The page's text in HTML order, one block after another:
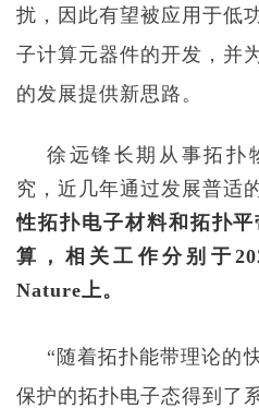
扰，因此有望被应用于低
子计算元器件的开发，并
的发展提供新思路。
徐远锋长期从事拓扑
究，近几年通过发展普适
性拓扑电子材料和拓扑
算， 相关工作分别于
Nature上。
“随着拓扑能带理论的
保护的拓扑电子态得到了